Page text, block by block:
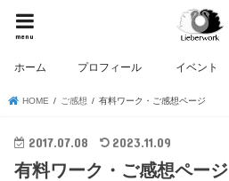
menu
ホーム プロフィール イベント
HOME ご感想 有料ワーク・ご感想ページ
2017.07.08 2023.11.09
有料ワーク・ご感想ページ